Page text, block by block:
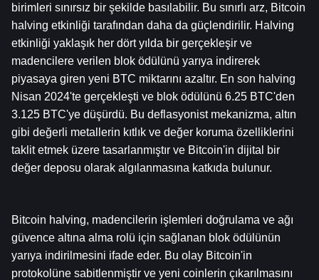
birimleri sınırsız bir şekilde basılabilir. Bu sınırlı arz, Bitcoin
halving etkinliği tarafından daha da güçlendirilir. Halving
etkinliği yaklaşık her dört yılda bir gerçekleşir ve
madencilere verilen blok ödülünü yarıya indirerek
piyasaya giren yeni BTC miktarını azaltır. En son halving
Nisan 2024'te gerçekleşti ve blok ödülünü 6.25 BTC'den
3.125 BTC'ye düşürdü. Bu deflasyonist mekanizma, altın
gibi değerli metallerin kıtlık ve değer koruma özelliklerini
taklit etmek üzere tasarlanmıştır ve Bitcoin'in dijital bir
değer deposu olarak algılanmasına katkıda bulunur.
Bitcoin halving, madencilerin işlemleri doğrulama ve ağı
güvence altına alma rolü için sağlanan blok ödülünün
yarıya indirilmesini ifade eder. Bu olay Bitcoin'in
protokolüne sabitlenmiştir ve yeni coinlerin çıkarılmasını